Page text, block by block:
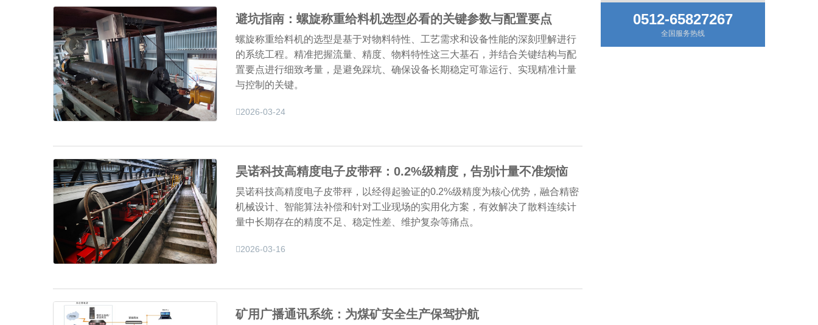
避坑指南：螺旋称重给料机选型必看的关键参数与配置要点
螺旋称重给料机的选型是基于对物料特性、工艺需求和设备性能的深刻理解进行
的系统工程。精准把握流量、精度、物料特性这三大基石，并结合关键结构与配
置要点进行细致考量，是避免踩坑、确保设备长期稳定可靠运行、实现精准计量
与控制的关键。
2026-03-24
昊诺科技高精度电子皮带秤：0.2%级精度，告别计量不准烦恼
昊诺科技高精度电子皮带秤，以经得起验证的0.2%级精度为核心优势，融合精密
机械设计、智能算法补偿和针对工业现场的实用化方案，有效解决了散料连续计
量中长期存在的精度不足、稳定性差、维护复杂等痛点。
2026-03-16
矿用广播通讯系统：为煤矿安全生产保驾护航
0512-65827267
全国服务热线